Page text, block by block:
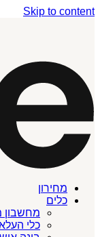
Skip to content
מחירון
כלים
מחשבון
כלי